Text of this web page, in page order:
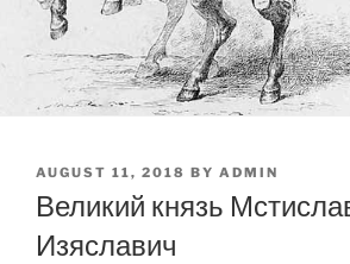
POSTED
AUGUST 11, 2018 BY ADMIN
Великий князь
Изяславич